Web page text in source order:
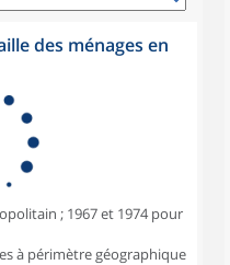
des ménages en
; 1967 et 1974 pour
à périmètre géographique